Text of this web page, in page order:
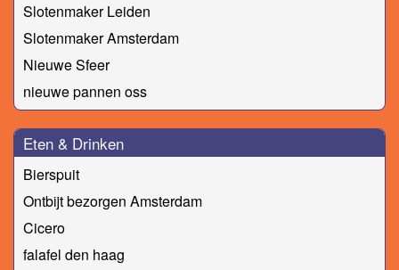
Slotenmaker Leiden
Slotenmaker Amsterdam
Nieuwe Sfeer
nieuwe pannen oss
Eten & Drinken
Bierspuit
Ontbijt bezorgen Amsterdam
Cicero
falafel den haag